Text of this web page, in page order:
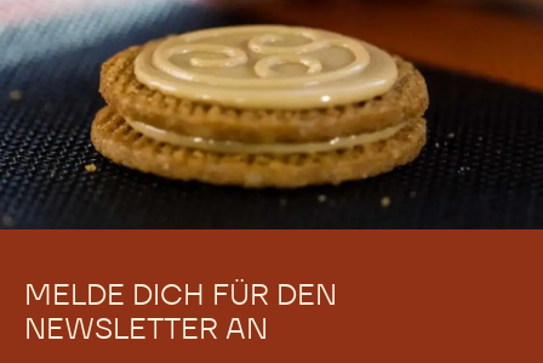
MELDE DICH FÜR DEN
NEWSLETTER AN